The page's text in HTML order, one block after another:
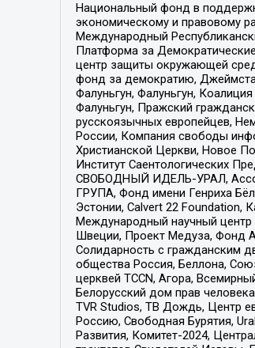
Национальный фонд в
экономическому и правовому
Международный
Платформа за
центр защиты окружающей
фонд за демократию,
Фалуньгун, Фалуньгун,
Фалуньгун, Пражский
русскоязычных европейцев,
России, Компания свободы
Христианской Церкви, Новое
Институт Саентологических
СВОБОДНЫЙ ИДЕЛЬ-УРАЛ,
ГРУПА, Фонд имени Генриха
Эстонии, Calvert 22 Foundation,
Международный научный центр
Швеции, Проект Медуза, Фонд
Солидарность с гражданским
общества Россия, Беллона,
церквей TCCN, Агора,
Белорусский дом прав
TVR Studios, ТВ Дождь, Центр
Россию, Свободная Бурятия,
Развития, Комитет-2024,